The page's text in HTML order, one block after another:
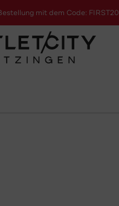
mit dem Code: FIRST20